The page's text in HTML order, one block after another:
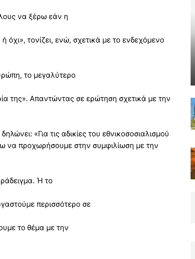
να ξέρω εάν η
όχι», τονίζει, ενώ, σχετικά με το ενδεχόμενο
το μεγαλύτερο
της». Απαντώντας σε ερώτηση σχετικά με την
«Για τις αδικίες του εθνικοσοσιαλισμού
να προχωρήσουμε στην συμφιλίωση με την
Ή το
περισσότερο σε
το θέμα με την